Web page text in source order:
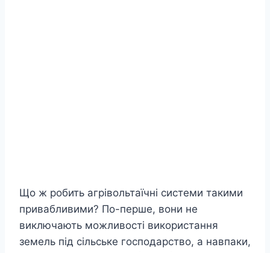
Що ж робить агрівольтаїчні системи такими
привабливими? По-перше, вони не
виключають можливості використання
земель під сільське господарство, а навпаки,